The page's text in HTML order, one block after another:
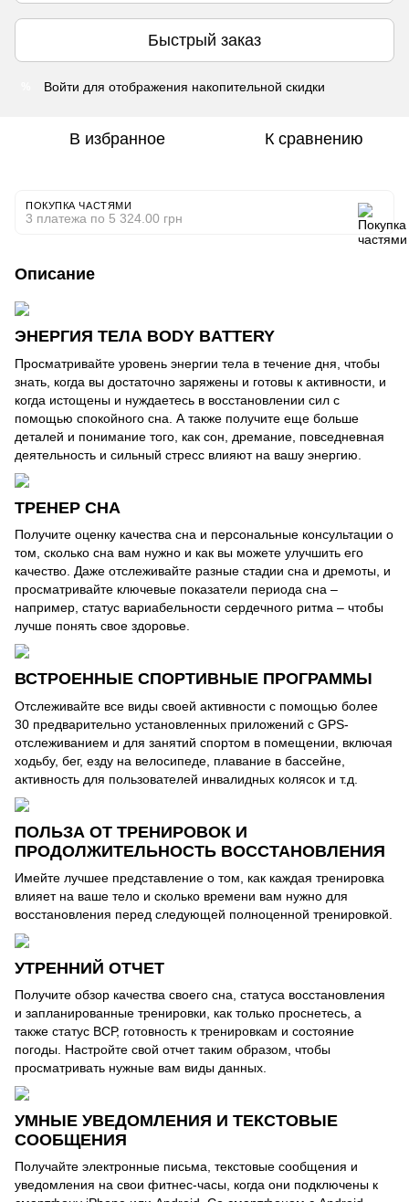
Быстрый заказ
Войти для отображения накопительной скидки
В избранное К сравнению
ПОКУПКА ЧАСТЯМИ
3 платежа по 5 324.00 грн
Описание
ЭНЕРГИЯ ТЕЛА BODY BATTERY
Просматривайте уровень энергии тела в течение дня, чтобы
знать, когда вы достаточно заряжены и готовы к активности, и
когда истощены и нуждаетесь в восстановлении сил с
помощью спокойного сна. А также получите еще больше
деталей и понимание того, как сон, дремание, повседневная
деятельность и сильный стресс влияют на вашу энергию.
ТРЕНЕР СНА
Получите оценку качества сна и персональные консультации о
том, сколько сна вам нужно и как вы можете улучшить его
качество. Даже отслеживайте разные стадии сна и дремоты, и
просматривайте ключевые показатели периода сна –
например, статус вариабельности сердечного ритма – чтобы
лучше понять свое здоровье.
ВСТРОЕННЫЕ СПОРТИВНЫЕ ПРОГРАММЫ
Отслеживайте все виды своей активности с помощью более
30 предварительно установленных приложений с GPS-
отслеживанием и для занятий спортом в помещении, включая
ходьбу, бег, езду на велосипеде, плавание в бассейне,
активность для пользователей инвалидных колясок и т.д.
ПОЛЬЗА ОТ ТРЕНИРОВОК И
ПРОДОЛЖИТЕЛЬНОСТЬ ВОССТАНОВЛЕНИЯ
Имейте лучшее представление о том, как каждая тренировка
влияет на ваше тело и сколько времени вам нужно для
восстановления перед следующей полноценной тренировкой.
УТРЕННИЙ ОТЧЕТ
Получите обзор качества своего сна, статуса восстановления
и запланированные тренировки, как только проснетесь, а
также статус ВСР, готовность к тренировкам и состояние
погоды. Настройте свой отчет таким образом, чтобы
просматривать нужные вам виды данных.
УМНЫЕ УВЕДОМЛЕНИЯ И ТЕКСТОВЫЕ
СООБЩЕНИЯ
Получайте электронные письма, текстовые сообщения и
уведомления на свои фитнес-часы, когда они подключены к